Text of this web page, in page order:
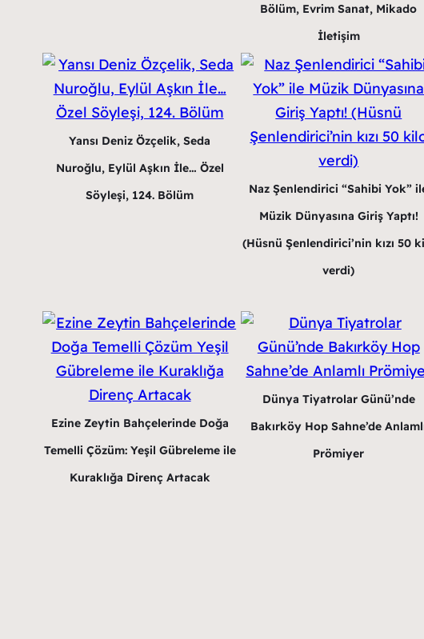
Bölüm, Evrim Sanat, Mikado
İletişim
Yansı Deniz Özçelik, Seda
Nuroğlu, Eylül Aşkın İle… Özel
Söyleşi, 124. Bölüm
Naz Şenlendirici “Sahibi Yok”
Müzik Dünyasına Giriş Yaptı!
(Hüsnü Şenlendirici’nin kızı 50
verdi)
Ezine Zeytin Bahçelerinde Doğa
Temelli Çözüm: Yeşil Gübreleme ile
Kuraklığa Direnç Artacak
Dünya Tiyatrolar Günü’nde
Bakırköy Hop Sahne’de
Prömiyer